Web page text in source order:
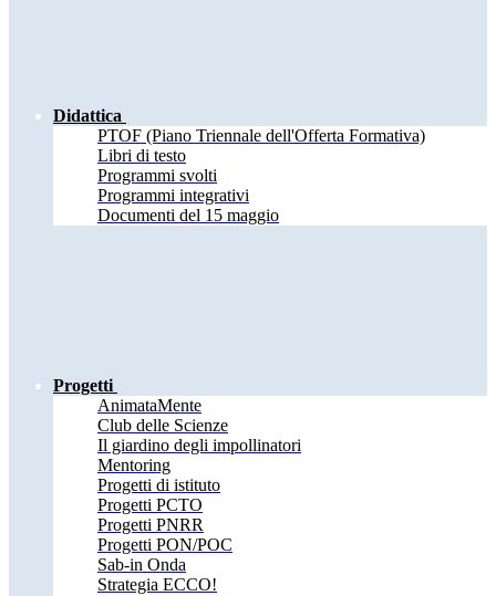
Didattica
PTOF (Piano Triennale dell'Offerta Formativa)
Libri di testo
Programmi svolti
Programmi integrativi
Documenti del 15 maggio
Progetti
AnimataMente
Club delle Scienze
Il giardino degli impollinatori
Mentoring
Progetti di istituto
Progetti PCTO
Progetti PNRR
Progetti PON/POC
Sab-in Onda
Strategia ECCO!